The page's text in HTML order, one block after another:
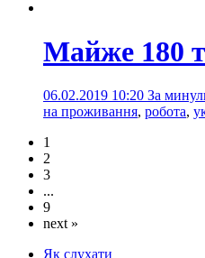
Майже 180
06.02.2019 10:20 За
на проживання, робота,
1
2
3
...
9
next »
Як слухати